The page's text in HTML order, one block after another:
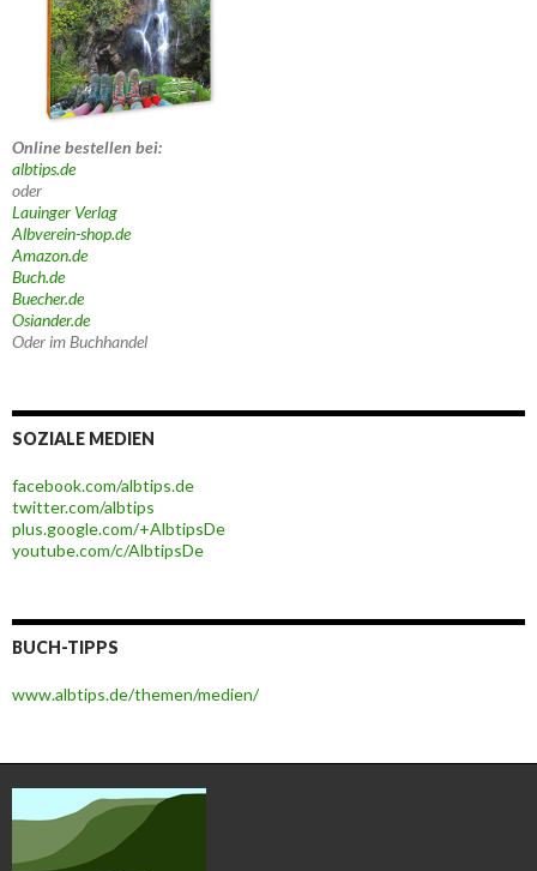
Online bestellen bei:
albtips.de
oder
Lauinger Verlag
Albverein-shop.de
Amazon.de
Buch.de
Buecher.de
Osiander.de
Oder im Buchhandel
SOZIALE MEDIEN
facebook.com/albtips.de
twitter.com/albtips
plus.google.com/+AlbtipsDe
youtube.com/c/AlbtipsDe
BUCH-TIPPS
www.albtips.de/themen/medien/